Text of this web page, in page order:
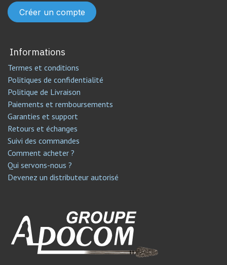
Créer un compte
Informations
Termes et conditions
Politiques de confidentialité
Politique de Livraison
Paiements et remboursements
Garanties et support
Retours et échanges
Suivi des commandes
Comment acheter ?
Qui servons-nous ?
Devenez un distributeur autorisé